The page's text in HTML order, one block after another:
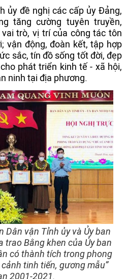
ủy đề nghị các cấp ủy Đảng,
tăng cường tuyên truyền,
trò, vị trí của công tác tôn
vận động, đoàn kết, tập hợp
sắc, tín đồ sống tốt đời, đẹp
phát triển kinh tế - xã hội,
ninh tại địa phương.
Dân vận Tỉnh ủy và Ủy ban
trao Bằng khen của Ủy ban
có thành tích trong phong
tinh tiến, gương mẫu”
2001-2021.